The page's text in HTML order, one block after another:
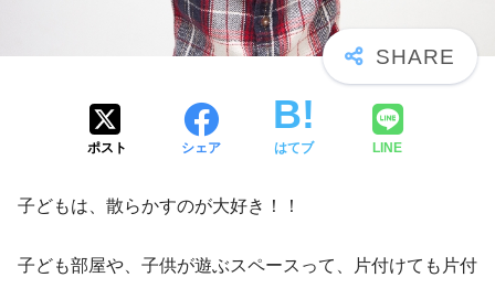
ポスト シェア はてブ LINE
子どもは、散らかすのが大好き！！
子ども部屋や、子供が遊ぶスペースって、片付けても片付